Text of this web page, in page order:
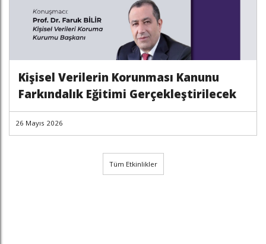
Kişisel Verilerin Korunması Kanunu
Farkındalık Eğitimi Gerçekleştirilecek
26 Mayıs 2026
Tüm Etkinlikler